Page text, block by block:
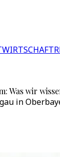
WIRTSCHAFT
Was wir
in